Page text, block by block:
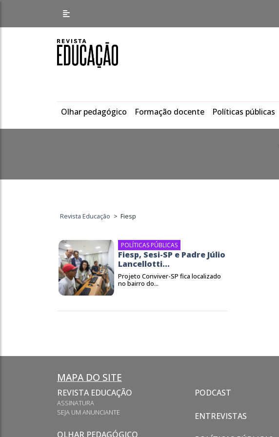
Olhar pedagógico Formação docente Políticas públicas
Revista Educação > Fiesp
POLÍTICAS PÚBLICAS
Fiesp, Sesi-SP e Padre Júlio
Lancellotti...
Projeto Conviver-SP fica localizado
no bairro do...
MAPA DO SITE
REVISTA EDUCAÇÃO
ASSINATURA
SEJA UM ANUNCIANTE
OLHAR PEDAGÓGICO
PODCAST
ENTREVISTAS